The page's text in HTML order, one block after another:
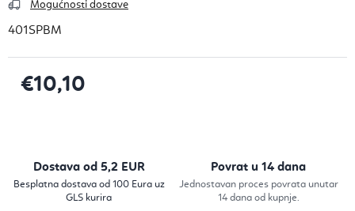
Mogućnosti dostave
401SPBM
€10,10
Dostava od 5,2 EUR
Besplatna dostava od 100 Eura uz
GLS kurira
Povrat u 14 dana
Jednostavan proces povrata unutar
14 dana od kupnje.